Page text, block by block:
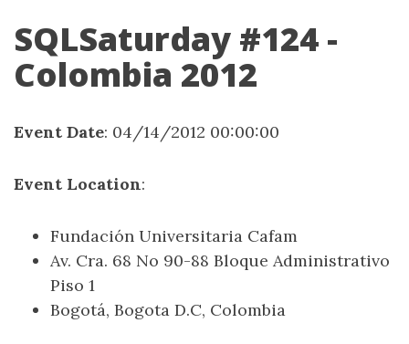
SQLSaturday #124 -
Colombia 2012
Event Date: 04/14/2012 00:00:00
Event Location:
Fundación Universitaria Cafam
Av. Cra. 68 No 90-88 Bloque Administrativo
Piso 1
Bogotá, Bogota D.C, Colombia